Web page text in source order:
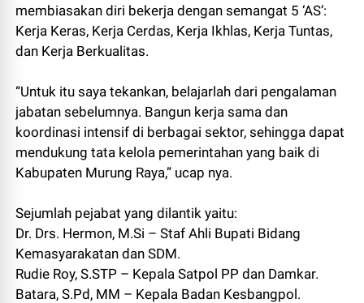
membiasakan diri bekerja dengan semangat 5 ‘AS’:
Kerja Keras, Kerja Cerdas, Kerja Ikhlas, Kerja Tuntas,
dan Kerja Berkualitas.
“Untuk itu saya tekankan, belajarlah dari pengalaman
jabatan sebelumnya. Bangun kerja sama dan
koordinasi intensif di berbagai sektor, sehingga dapat
mendukung tata kelola pemerintahan yang baik di
Kabupaten Murung Raya,” ucap nya.
Sejumlah pejabat yang dilantik yaitu:
Dr. Drs. Hermon, M.Si – Staf Ahli Bupati Bidang
Kemasyarakatan dan SDM.
Rudie Roy, S.STP – Kepala Satpol PP dan Damkar.
Batara, S.Pd, MM – Kepala Badan Kesbangpol.